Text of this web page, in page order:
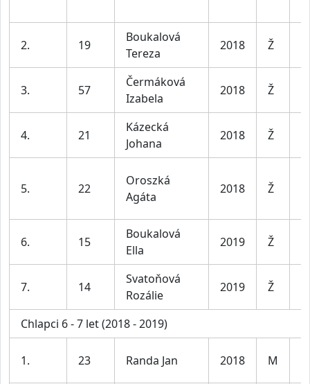
2. 19
Boukalová
Tereza
2018 Ž
3. 57
Čermáková
Izabela
2018 Ž
4. 21
Kázecká
Johana
2018 Ž
5. 22
Oroszká
Agáta
2018 Ž
6. 15
Boukalová
Ella
2019 Ž
7. 14
Svatoňová
Rozálie
2019 Ž
Chlapci 6 - 7 let (2018 - 2019)
1. 23 Randa Jan 2018 M